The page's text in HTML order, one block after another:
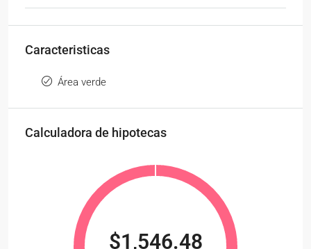
Caracteristicas
Área verde
Calculadora de hipotecas
$1,546.48